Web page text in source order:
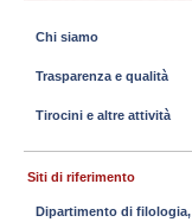
Chi siamo
Trasparenza e qualità
Tirocini e altre attività
Siti di riferimento
Dipartimento di filologia,